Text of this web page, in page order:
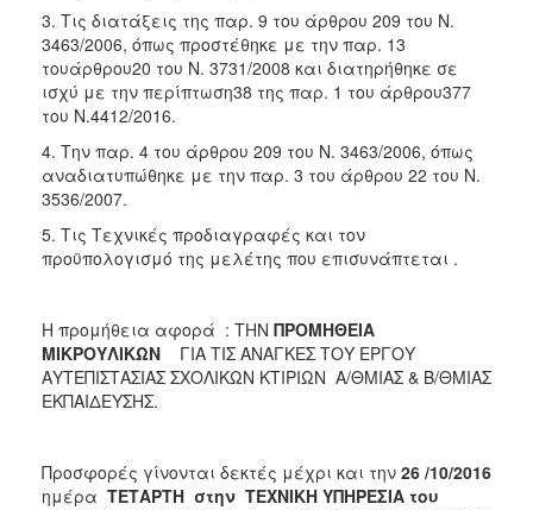
ΔΗΜΟΤΗΣ
ΕΠΙΣΚΕΠΤΗΣ
ΗΡΑΚΛΕΙΟ
3. Τις διατάξεις της παρ. 9 του άρθρου 209 του Ν.
3463/2006, όπως προστέθηκε με την παρ. 13
τουάρθρου20 του Ν. 3731/2008 και διατηρήθηκε σε
ισχύ με την περίπτωση38 της παρ. 1 του άρθρου377
του Ν.4412/2016.
4. Την παρ. 4 του άρθρου 209 του Ν. 3463/2006, όπως
αναδιατυπώθηκε με την παρ. 3 του άρθρου 22 του Ν.
3536/2007.
5. Τις Τεχνικές προδιαγραφές και τον
προϋπολογισμό της μελέτης που επισυνάπτεται .
Η προμήθεια αφορά : ΤΗΝ ΠΡΟΜΗΘΕΙΑ
ΜΙΚΡΟΥΛΙΚΩΝ ΓΙΑ ΤΙΣ ΑΝΑΓΚΕΣ ΤΟΥ ΕΡΓΟΥ
ΑΥΤΕΠΙΣΤΑΣΙΑΣ ΣΧΟΛΙΚΩΝ ΚΤΙΡΙΩΝ Α/ΘΜΙΑΣ & Β/ΘΜΙΑΣ
ΕΚΠΑΙΔΕΥΣΗΣ.
Προσφορές γίνονται δεκτές μέχρι και την 26 /10/2016
ημέρα ΤΕΤΑΡΤΗ στην ΤΕΧΝΙΚΗ ΥΠΗΡΕΣΙΑ του